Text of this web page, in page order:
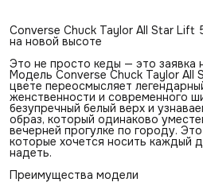
Converse Chuck Taylor All Star Lift
на новой высоте
Это не просто кеды — это заявка
Модель Converse Chuck Taylor All
цвете переосмысляет
женственности и современного
безупречный белый верх и
образ, который одинаково
вечерней прогулке по городу.
которые хочется носить каждый
надеть.
Преимущества модели